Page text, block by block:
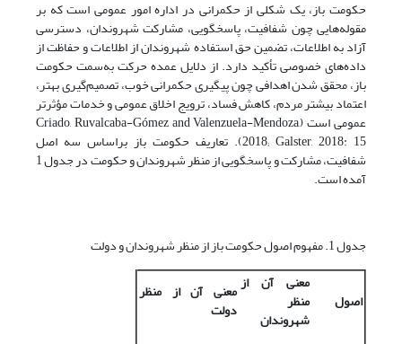
حکومت باز، یک شکلی از حکمرانی در اداره امور عمومی است که بر
مقوله‌هایی چون شفافیت، پاسخگویی، مشارکت شهروندان، دسترسی
آزاد به اطلاعات، تضمین حق استفاده شهروندان از اطلاعات و حفاظت از
داده‌های خصوصی تأکید دارد. از دلایل عمده حرکت به‌سمت حکومت
باز، محقق شدن اهدافی چون پیگیری حکمرانی خوب، تصمیم‌گیری بهتر،
اعتماد بیشتر مردم، کاهش فساد، ترویج اخلاق عمومی و خدمات مؤثرتر
عمومی است (Criado, Ruvalcaba-Gómez and Valenzuela-Mendoza,
2018; Galster, 2018: 15). تعاریف حکومت باز براساس سه اصل
شفافیت، مشارکت و پاسخگویی از منظر شهروندان و حکومت در جدول 1
آمده است.
جدول 1. مفهوم اصول حکومت باز از منظر شهروندان و دولت
اصول
معنی آن از
منظر
شهروندان
معنی آن از منظر
دولت